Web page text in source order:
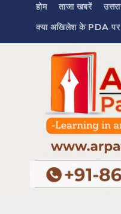
होम ताजा खबरें
क्या अखिलेश के PDA पर